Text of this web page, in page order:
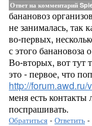
Ответ на комментарий
банановоз
не занималась, так
во-первых,
с этого
Во-вторых, вот тут
это - первое, что
http://
меня есть
поспрашивать.
Обратиться - Ответить -